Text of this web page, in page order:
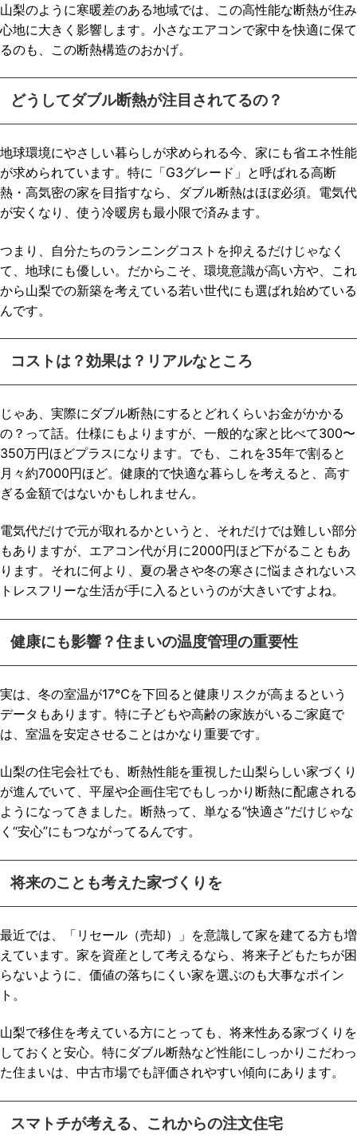
山梨のように寒暖差のある地域では、この高性能な断熱が住み
心地に大きく影響します。小さなエアコンで家中を快適に保て
るのも、この断熱構造のおかげ。
どうしてダブル断熱が注目されてるの？
地球環境にやさしい暮らしが求められる今、家にも省エネ性能
が求められています。特に「G3グレード」と呼ばれる高断
熱・高気密の家を目指すなら、ダブル断熱はほぼ必須。電気代
が安くなり、使う冷暖房も最小限で済みます。
つまり、自分たちのランニングコストを抑えるだけじゃなく
て、地球にも優しい。だからこそ、環境意識が高い方や、これ
から山梨での新築を考えている若い世代にも選ばれ始めている
んです。
コストは？効果は？リアルなところ
じゃあ、実際にダブル断熱にするとどれくらいお金がかかる
の？って話。仕様にもよりますが、一般的な家と比べて300〜
350万円ほどプラスになります。でも、これを35年で割ると
月々約7000円ほど。健康的で快適な暮らしを考えると、高す
ぎる金額ではないかもしれません。
電気代だけで元が取れるかというと、それだけでは難しい部分
もありますが、エアコン代が月に2000円ほど下がることもあ
ります。それに何より、夏の暑さや冬の寒さに悩まされないス
トレスフリーな生活が手に入るというのが大きいですよね。
健康にも影響？住まいの温度管理の重要性
実は、冬の室温が17℃を下回ると健康リスクが高まるという
データもあります。特に子どもや高齢の家族がいるご家庭で
は、室温を安定させることはかなり重要です。
山梨の住宅会社でも、断熱性能を重視した山梨らしい家づくり
が進んでいて、平屋や企画住宅でもしっかり断熱に配慮される
ようになってきました。断熱って、単なる“快適さ”だけじゃな
く“安心”にもつながってるんです。
将来のことも考えた家づくりを
最近では、「リセール（売却）」を意識して家を建てる方も増
えています。家を資産として考えるなら、将来子どもたちが困
らないように、価値の落ちにくい家を選ぶのも大事なポイン
ト。
山梨で移住を考えている方にとっても、将来性ある家づくりを
しておくと安心。特にダブル断熱など性能にしっかりこだわっ
た住まいは、中古市場でも評価されやすい傾向にあります。
スマトチが考える、これからの注文住宅